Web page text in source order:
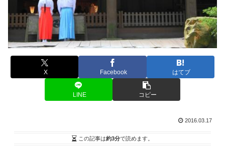
X Facebook はてブ
LINE コピー
2016.03.17
この記事は約3分で読めます。